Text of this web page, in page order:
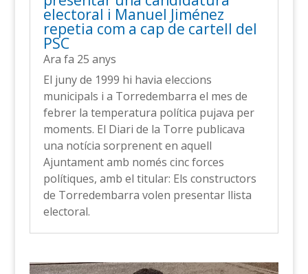
electoral i Manuel Jiménez
repetia com a cap de cartell del
PSC
Ara fa 25 anys
El juny de 1999 hi havia eleccions
municipals i a Torredembarra el mes de
febrer la temperatura política pujava per
moments. El Diari de la Torre publicava
una notícia sorprenent en aquell
Ajuntament amb només cinc forces
polítiques, amb el titular: Els constructors
de Torredembarra volen presentar llista
electoral.